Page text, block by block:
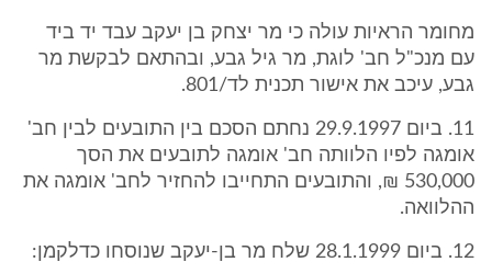
מחומר הראיות עולה כי מר יצחק בן יעקב עבד יד ביד
עם מנכ"ל חב' לוגת, מר גיל גבע, ובהתאם לבקשת מר
גבע, עיכב את אישור תכנית לד/801.
11. ביום 29.9.1997 נחתם הסכם בין התובעים לבין חב'
אומגה לפיו הלוותה חב' אומגה לתובעים את הסך
530,000 ₪, והתובעים התחייבו להחזיר לחב' אומגה את
ההלוואה.
12. ביום 28.1.1999 שלח מר בן-יעקב שנוסחו כדלקמן: